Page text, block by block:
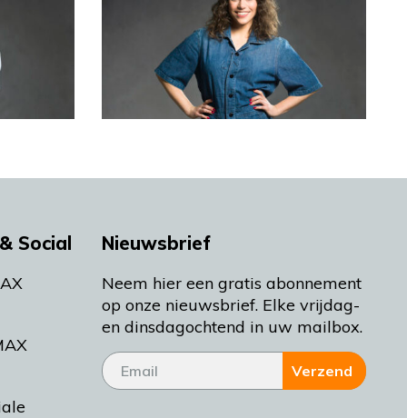
Social Nieuwsbrief
Neem hier een gratis abonnement
op onze nieuwsbrief. Elke vrijdag-
en dinsdagochtend in uw mailbox.
Verzend